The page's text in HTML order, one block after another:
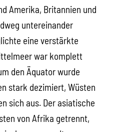
Amerika, Britannien und
untereinander
eine verstärkte
war komplett
den Äquator wurde
stark dezimiert, Wüsten
sich aus. Der asiatische
von Afrika getrennt,